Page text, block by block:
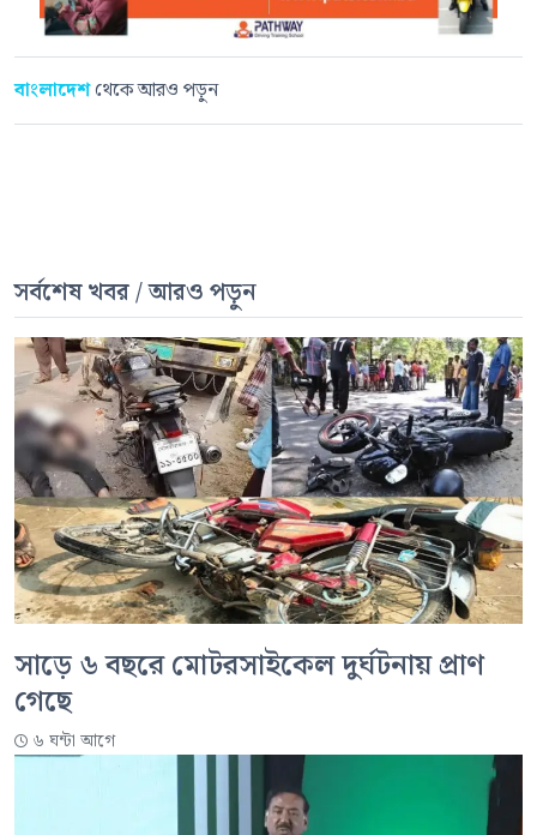
বাংলাদেশথেকে আরও পড়ুন
সর্বশেষ খবর / আরও পড়ুন
সাড়ে ৬ বছরে মোটরসাইকেল দুর্ঘটনায় প্রাণ
গেছে
৬ ঘন্টা আগে